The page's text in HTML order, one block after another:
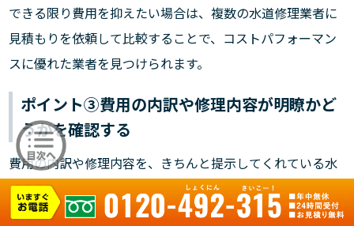
できる限り費用を抑えたい場合は、複数の水道修理業者に
見積もりを依頼して比較することで、コストパフォーマン
スに優れた業者を見つけられます。
ポイント③費用の内訳や修理内容が明瞭かど
うかを確認する
費用の内訳や修理内容を、きちんと提示してくれている水
道修理業者かどうかを確認することも大切です。
水道修理業者のなかには、他社と比べても明らかに高額な